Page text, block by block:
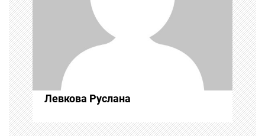
з
а
п
и
с
Левкова Руслана